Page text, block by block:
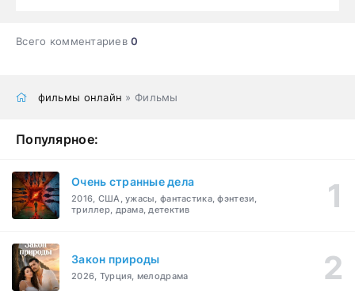
Всего комментариев0
фильмы онлайн » Фильмы
Популярное:
Очень странные дела
2016, США, ужасы, фантастика, фэнтези,
триллер, драма, детектив
Закон природы
2026, Турция, мелодрама